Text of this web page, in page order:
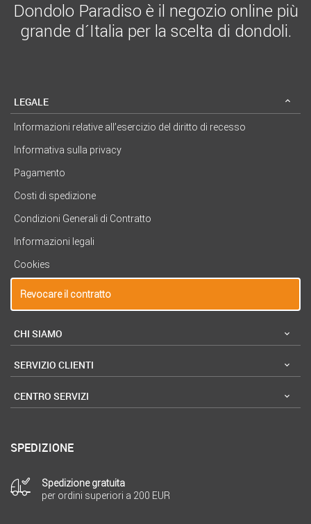
Dondolo Paradiso è il negozio online più
grande d´Italia per la scelta di dondoli.
LEGALE
Informazioni relative all’esercizio del diritto di recesso
Informativa sulla privacy
Pagamento
Costi di spedizione
Condizioni Generali di Contratto
Informazioni legali
Cookies
Revocare il contratto
CHI SIAMO
SERVIZIO CLIENTI
CENTRO SERVIZI
SPEDIZIONE
Spedizione gratuita
per ordini superiori a 200 EUR